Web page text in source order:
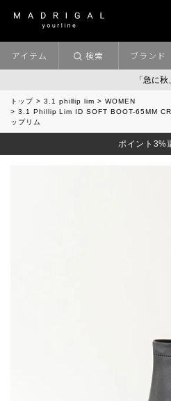
「急に秋、着る
アイテム 検索 ブランド
トップ 3.1 phillip lim
WOMEN
3.1 Phillip Lim ID SOFT BOOT-65MM
ップリム
ポイント3%